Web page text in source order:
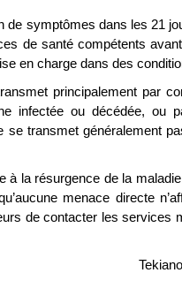
de symptômes dans les 21
de santé compétents
en charge dans des
principalement par
infectée ou décédée, ou
se transmet généralement
à la résurgence de la
menace directe
de contacter les services